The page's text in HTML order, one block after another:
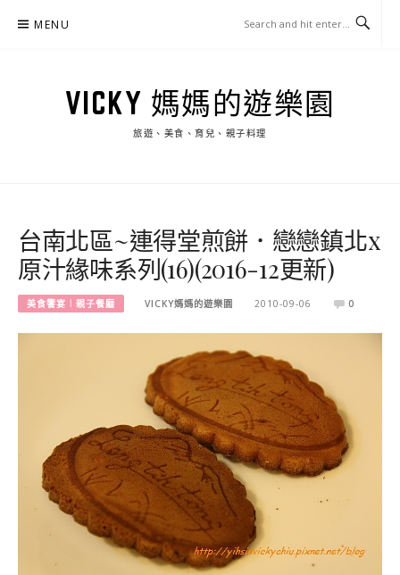
MENU
VICKY 媽媽的遊樂園
旅遊、美食、育兒、親子料理
台南北區~連得堂煎餅．戀戀鎮北x
原汁緣味系列(16)(2016-12更新)
美食饗宴︱親子餐廳 VICKY媽媽的遊樂園 2010-09-06 0